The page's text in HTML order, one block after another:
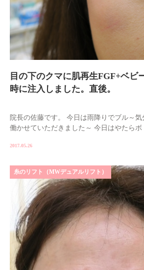
目の下のクマに肌再生FGF+ベビ
時に注入しました。直後。
院長の佐藤です。 今日は雨降りでブル～
働かせていただきました～ 今日はやたら
2017.05.26
糸のリフト（MWデュアルリフト）